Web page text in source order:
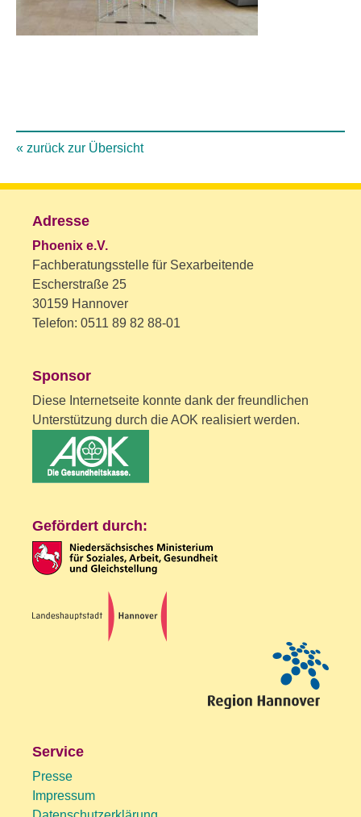
« zurück zur Übersicht
Adresse
Phoenix e.V.
Fachberatungsstelle für Sexarbeitende
Escherstraße 25
30159 Hannover
Telefon: 0511 89 82 88-01
Sponsor
Diese Internetseite konnte dank der freundlichen
Unterstützung durch die AOK realisiert werden.
Gefördert durch:
Service
Presse
Impressum